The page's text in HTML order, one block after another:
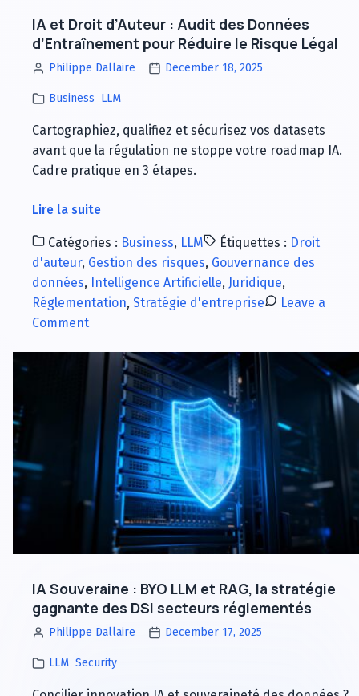
IA et Droit d’Auteur : Audit des Données
d’Entraînement pour Réduire le Risque Légal
Philippe Dallaire December 18, 2025
Business LLM
Cartographiez, qualifiez et sécurisez vos datasets
avant que la régulation ne stoppe votre roadmap IA.
Cadre pratique en 3 étapes.
Lire la suiteà
de
IA
et
Droit
:
Audit
des
Données
d’Entraînement
pour
Réduire
Risque
Légal
Catégories : Business, LLM Étiquettes : Droit
d'auteur, Gestion des risques, Gouvernance des
données, Intelligence Artificielle, Juridique,
Réglementation, Stratégie d'entreprise
Leave a
Commenton
d’Auteur
Audit
des
Données
d’Entraînement
pour
Réduire
Risque
Légal
IA Souveraine : BYO LLM et RAG, la stratégie
gagnante des DSI secteurs réglementés
Philippe Dallaire December 17, 2025
LLM Security